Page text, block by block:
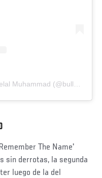
The Name'
sin derrotas, la segunda
luego de la del